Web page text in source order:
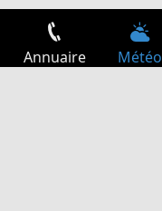
Annuaire Météo